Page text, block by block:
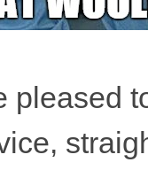
pleased